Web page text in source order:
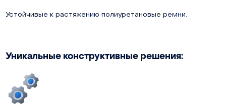
Устойчивые к растяжению полиуретановые ремни.
Уникальные конструктивные решения: